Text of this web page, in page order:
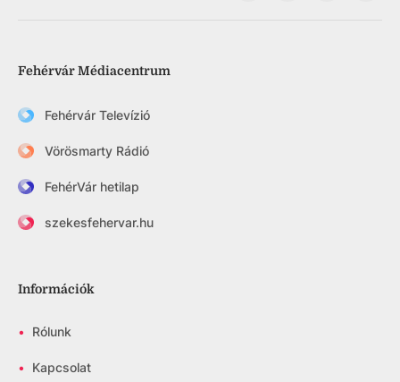
Fehérvár Médiacentrum
Fehérvár Televízió
Vörösmarty Rádió
FehérVár hetilap
szekesfehervar.hu
Információk
• Rólunk
• Kapcsolat